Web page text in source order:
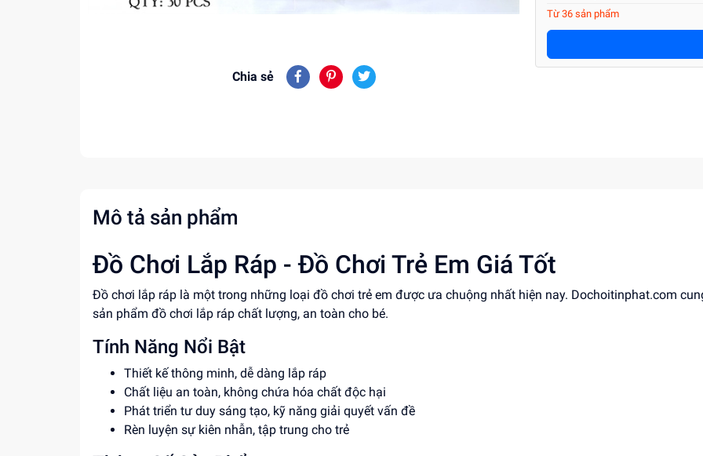
Chia sẻ
Từ 36 sản phẩm
Mô tả sản phẩm
Đồ Chơi Lắp Ráp - Đồ Chơi Trẻ Em Giá Tốt
Đồ chơi lắp ráp là một trong những loại đồ chơi trẻ em được ưa chuộng nhất hiện nay. Dochoitinphat.com
sản phẩm đồ chơi lắp ráp chất lượng, an toàn cho bé.
Tính Năng Nổi Bật
Thiết kế thông minh, dễ dàng lắp ráp
Chất liệu an toàn, không chứa hóa chất độc hại
Phát triển tư duy sáng tạo, kỹ năng giải quyết vấn đề
Rèn luyện sự kiên nhẫn, tập trung cho trẻ